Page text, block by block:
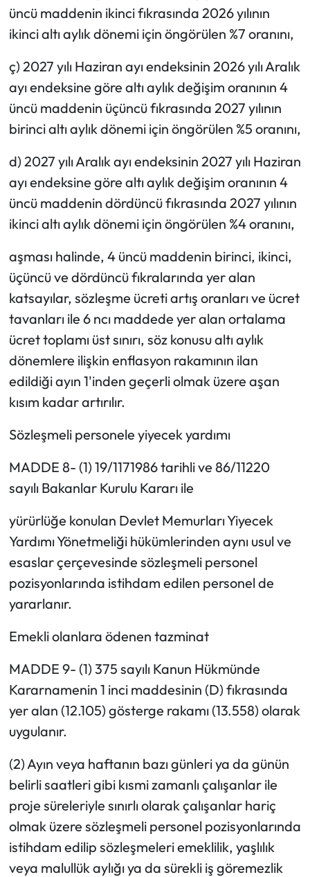
üncü maddenin ikinci fıkrasında 2026 yılının
ikinci altı aylık dönemi için öngörülen %7 oranını,
ç) 2027 yılı Haziran ayı endeksinin 2026 yılı Aralık
ayı endeksine göre altı aylık değişim oranının 4
üncü maddenin üçüncü fıkrasında 2027 yılının
birinci altı aylık dönemi için öngörülen %5 oranını,
d) 2027 yılı Aralık ayı endeksinin 2027 yılı Haziran
ayı endeksine göre altı aylık değişim oranının 4
üncü maddenin dördüncü fıkrasında 2027 yılının
ikinci altı aylık dönemi için öngörülen %4 oranını,
aşması halinde, 4 üncü maddenin birinci, ikinci,
üçüncü ve dördüncü fıkralarında yer alan
katsayılar, sözleşme ücreti artış oranları ve ücret
tavanları ile 6 ncı maddede yer alan ortalama
ücret toplamı üst sınırı, söz konusu altı aylık
dönemlere ilişkin enflasyon rakamının ilan
edildiği ayın 1'inden geçerli olmak üzere aşan
kısım kadar artırılır.
Sözleşmeli personele yiyecek yardımı
MADDE 8- (1) 19/1171986 tarihli ve 86/11220
sayılı Bakanlar Kurulu Kararı ile
yürürlüğe konulan Devlet Memurları Yiyecek
Yardımı Yönetmeliği hükümlerinden aynı usul ve
esaslar çerçevesinde sözleşmeli personel
pozisyonlarında istihdam edilen personel de
yararlanır.
Emekli olanlara ödenen tazminat
MADDE 9- (1) 375 sayılı Kanun Hükmünde
Kararnamenin 1 inci maddesinin (D) fıkrasında
yer alan (12.105) gösterge rakamı (13.558) olarak
uygulanır.
(2) Ayın veya haftanın bazı günleri ya da günün
belirli saatleri gibi kısmi zamanlı çalışanlar ile
proje süreleriyle sınırlı olarak çalışanlar hariç
olmak üzere sözleşmeli personel pozisyonlarında
istihdam edilip sözleşmeleri emeklilik, yaşlılık
veya malullük aylığı ya da sürekli iş göremezlik